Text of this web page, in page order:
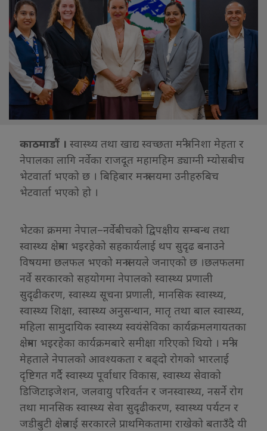
काठमाडौं । स्वास्थ्य तथा खाद्य स्वच्छता मन्त्री निशा मेहता र
नेपालका लागि नर्वेका राजदूत महामहिम ड्याग्नी म्योसबीच
भेटवार्ता भएको छ । बिहिबार मन्त्रालयमा उनीहरुबिच
भेटवार्ता भएको हो ।
भेटका क्रममा नेपाल–नर्वेबीचको द्विपक्षीय सम्बन्ध तथा
स्वास्थ्य क्षेत्रमा भइरहेको सहकार्यलाई थप सुदृढ बनाउने
विषयमा छलफल भएको मन्त्रालयले जनाएको छ ।छलफलमा
नर्वे सरकारको सहयोगमा नेपालको स्वास्थ्य प्रणाली
सुदृढीकरण, स्वास्थ्य सूचना प्रणाली, मानसिक स्वास्थ्य,
स्वास्थ्य शिक्षा, स्वास्थ्य अनुसन्धान, मातृ तथा बाल स्वास्थ्य,
महिला सामुदायिक स्वास्थ्य स्वयंसेविका कार्यक्रमलगायतका
क्षेत्रमा भइरहेका कार्यक्रमबारे समीक्षा गरिएको थियो । मन्त्री
मेहताले नेपालको आवश्यकता र बढ्दो रोगको भारलाई
दृष्टिगत गर्दै स्वास्थ्य पूर्वाधार विकास, स्वास्थ्य सेवाको
डिजिटाइजेशन, जलवायु परिवर्तन र जनस्वास्थ्य, नसर्ने रोग
तथा मानसिक स्वास्थ्य सेवा सुदृढीकरण, स्वास्थ्य पर्यटन र
जडीबुटी क्षेत्रलाई सरकारले प्राथमिकतामा राखेको बताउँदै यी